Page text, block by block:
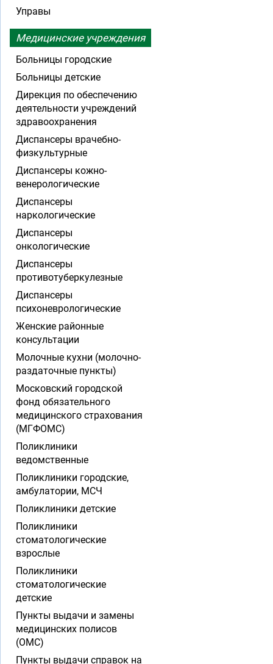
Управы
Медицинские учреждения
Больницы городские
Больницы детские
Дирекция по обеспечению
деятельности учреждений
здравоохранения
Диспансеры врачебно-
физкультурные
Диспансеры кожно-
венерологические
Диспансеры
наркологические
Диспансеры
онкологические
Диспансеры
противотуберкулезные
Диспансеры
психоневрологические
Женские районные
консультации
Молочные кухни (молочно-
раздаточные пункты)
Московский городской
фонд обязательного
медицинского страхования
(МГФОМС)
Поликлиники
ведомственные
Поликлиники городские,
амбулатории, МСЧ
Поликлиники детские
Поликлиники
стоматологические
взрослые
Поликлиники
стоматологические
детские
Пункты выдачи и замены
медицинских полисов
(ОМС)
Пункты выдачи справок на